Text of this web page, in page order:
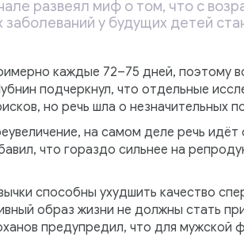
развеял миф о том, что с
у будущих детей
каждые 72–75 дней, поэтому
подчеркнул, что отдельные
но речь шла о незначительных
на самом деле речь идёт
что гораздо сильнее на
способны ухудшить качество
образ жизни не должны стать
предупредил, что для мужской